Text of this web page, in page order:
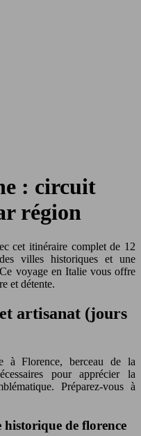
: circuit
région
cet itinéraire complet de 12
villes historiques et une
voyage en Italie vous offre
et détente.
artisanat (jours
à Florence, berceau de la
pour apprécier la
Préparez-vous à
de florence